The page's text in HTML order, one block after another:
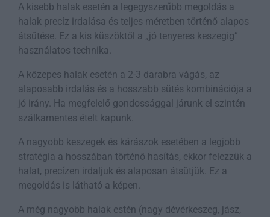
A kisebb halak esetén a legegyszerűbb megoldás a
halak precíz irdalása és teljes méretben történő alapos
átsütése. Ez a kis küszöktől a „jó tenyeres keszegig”
használatos technika.
A közepes halak esetén a 2-3 darabra vágás, az
alaposabb irdalás és a hosszabb sütés kombinációja a
jó irány. Ha megfelelő gondossággal járunk el szintén
szálkamentes ételt kapunk.
A nagyobb keszegek és kárászok esetében a legjobb
stratégia a hosszában történő hasítás, ekkor felezzük a
halat, precízen irdaljuk és alaposan átsütjük. Ez a
megoldás is látható a képen.
A még nagyobb halak estén (nagy dévérkeszeg, jász,